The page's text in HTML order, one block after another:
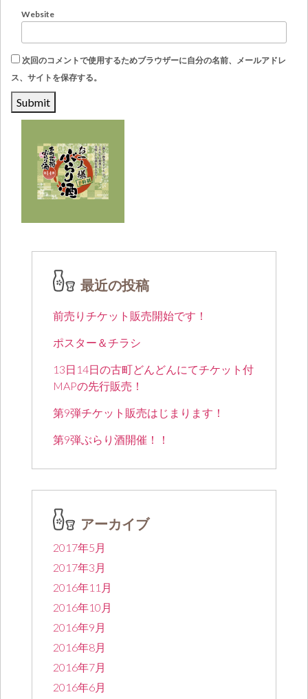
Website
次回のコメントで使用するためブラウザーに自分の名前、メールアドレ
ス、サイトを保存する。
最近の投稿
前売りチケット販売開始です！
ポスター＆チラシ
13日14日の古町どんどんにてチケット付
MAPの先行販売！
第9弾チケット販売はじまります！
第9弾ぶらり酒開催！！
アーカイブ
2017年5月
2017年3月
2016年11月
2016年10月
2016年9月
2016年8月
2016年7月
2016年6月